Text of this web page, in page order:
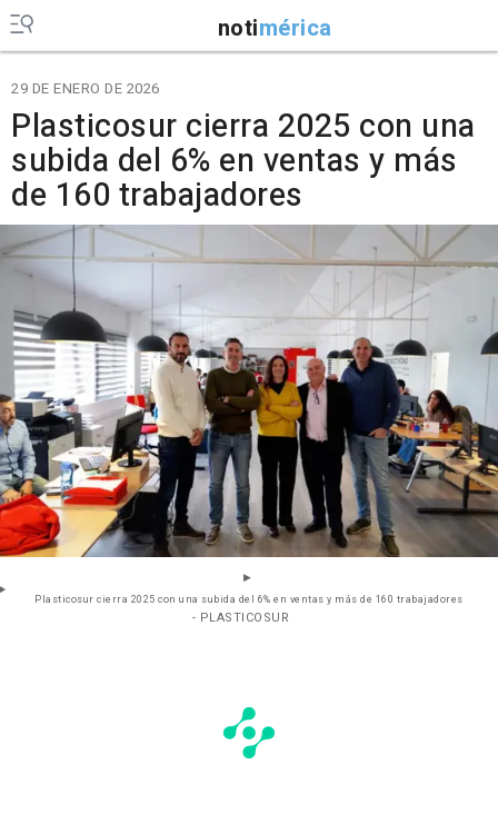
notimérica
29 DE ENERO DE 2026
Plasticosur cierra 2025 con una
subida del 6% en ventas y más
de 160 trabajadores
Plasticosur cierra 2025 con una subida del 6% en ventas y más de 160 trabajadores
- PLASTICOSUR